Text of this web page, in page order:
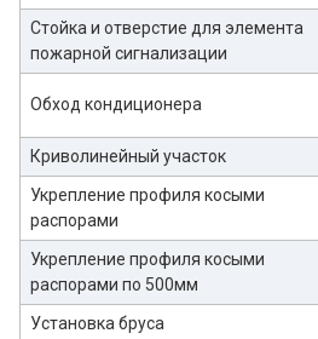
Стойка и отверстие для элемента
пожарной сигнализации
Обход кондиционера
Криволинейный участок
Укрепление профиля косыми
распорами
Укрепление профиля косыми
распорами по 500мм
Установка бруса